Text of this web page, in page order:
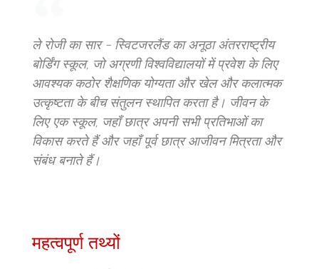
ले रोजी का सार - स्विटजरलैंड का अनूठा अंतरराष्ट्रीय
बोर्डिंग स्कूल, जो अग्रणी विश्वविद्यालयों में प्रवेश के लिए
आवश्यक कठोर शैक्षणिक योग्यता और खेल और कलात्मक
उत्कृष्टता के बीच संतुलन स्थापित करता है। जीवन के
लिए एक स्कूल, जहाँ छात्र अपनी सभी प्रतिभाओं का
विकास करते हैं और जहाँ पूर्व छात्र आजीवन मित्रता और
संबंध बनाते हैं।
महत्वपूर्ण तथ्यों